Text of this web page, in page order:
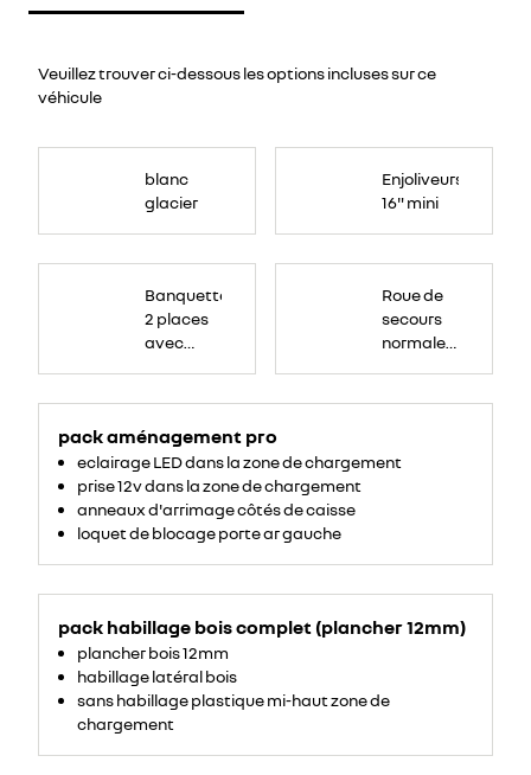
Veuillez trouver ci-dessous les options incluses sur ce
véhicule
blanc
glacier
Enjoliveurs
16" mini
rangement
ordinateur
écritoire,
rangement
litres
sous
assise.
Banquette
2 places
avec
tablette
écritoire
et assise
relevable
Roue de
secours
normale
pack aménagement pro
eclairage LED dans la zone de chargement
prise 12v dans la zone de chargement
anneaux d'arrimage côtés de caisse
loquet de blocage porte ar gauche
pack habillage bois complet (plancher 12mm)
plancher bois 12mm
habillage latéral bois
sans habillage plastique mi-haut zone de
chargement